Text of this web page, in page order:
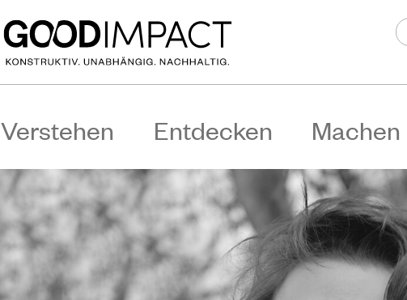
Verstehen Entdecken Machen